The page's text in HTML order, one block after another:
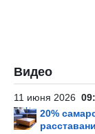
Видео
11 июня 2026
20%